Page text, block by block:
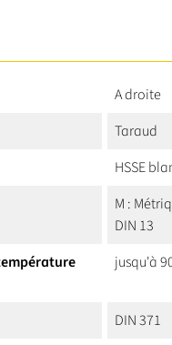
A droite
Taraud
HSSE
M :
DIN 13
jusqu'à
DIN 371